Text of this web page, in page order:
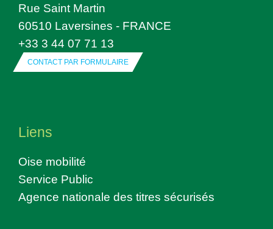
Rue Saint Martin
60510 Laversines - FRANCE
+33 3 44 07 71 13
CONTACT PAR FORMULAIRE
Liens
Oise mobilité
Service Public
Agence nationale des titres sécurisés